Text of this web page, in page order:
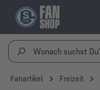
Fanartikel Freizeit